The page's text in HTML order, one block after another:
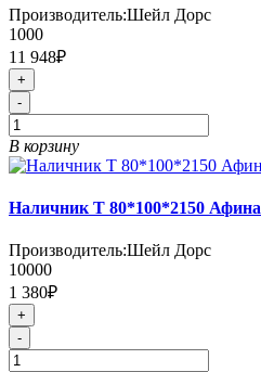
Производитель:Шейл Дорс
1000
11 948₽
+
-
В корзину
Наличник Т 80*100*2150 Афина
Производитель:Шейл Дорс
10000
1 380₽
+
-